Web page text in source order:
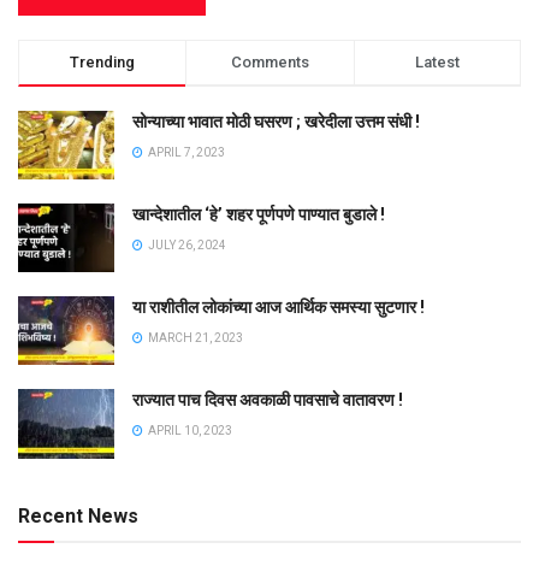
Trending Comments Latest
सोन्याच्या भावात मोठी घसरण ; खरेदीला उत्तम संधी !
APRIL 7, 2023
खान्देशातील ‘हे’ शहर पूर्णपणे पाण्यात बुडाले !
JULY 26, 2024
या राशीतील लोकांच्या आज आर्थिक समस्या सुटणार !
MARCH 21, 2023
राज्यात पाच दिवस अवकाळी पावसाचे वातावरण !
APRIL 10, 2023
Recent News